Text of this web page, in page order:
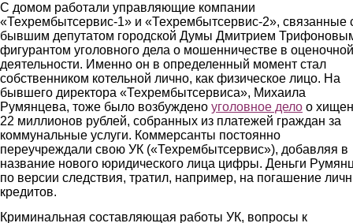
С домом работали управляющие компании
«Техрембытсервис-1» и «Техрембытсервис-2», связанные
бывшим депутатом городской Думы Дмитрием
фигурантом уголовного дела о мошенничестве в оценочной
деятельности. Именно он в определенный момент стал
собственником котельной лично, как физическое лицо. На
бывшего директора «Техрембытсервиса», Михаила
Румянцева, тоже было возбуждено уголовное дело о
22 миллионов рублей, собранных из платежей граждан за
коммунальные услуги. Коммерсанты постоянно
переучреждали свою УК («Техрембытсервис»), добавляя в
название нового юридического лица цифры. Деньги
по версии следствия, тратил, например, на погашение
кредитов.
Криминальная составляющая работы УК, вопросы к